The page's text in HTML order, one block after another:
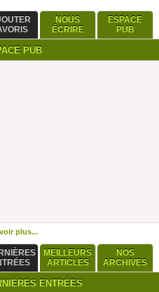
NOUS
ÉCRIRE
ESPACE
PUB
PUB
plus...
MEILLEURS
ARTICLES
NOS
ARCHIVES
ENTRÉES